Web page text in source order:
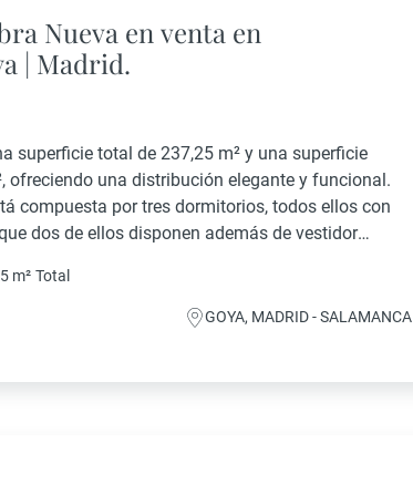
Nueva en venta en
| Madrid.
superficie total de 237,25 m² y una superficie
ofreciendo una distribución elegante y funcional.
compuesta por tres dormitorios, todos ellos con
dos de ellos disponen además de vestidor
m² Total
GOYA, MADRID - SALAMANCA